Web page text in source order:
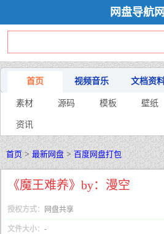
网盘导航网
首页 视频音乐 文档资
素材 源码 模板 壁纸
资讯
首页>最新网盘>百度网盘打包
《魔王难养》by：漫空
授权方式： 网盘共享
文件大小： -